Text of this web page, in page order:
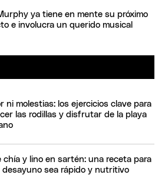
ya tiene en mente su próximo
e involucra un querido musical
ni molestias: los ejercicios clave para
las rodillas y disfrutar de la playa
chía y lino en sartén: una receta para
sea rápido y nutritivo